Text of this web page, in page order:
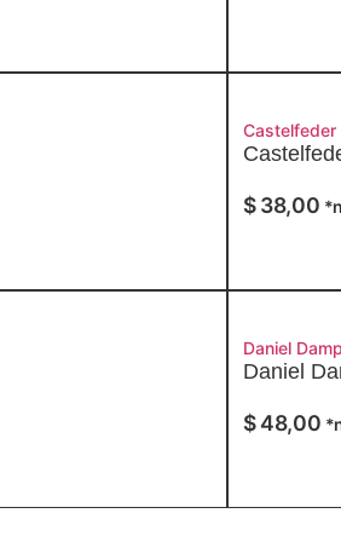
Castelfeder
$38,00
Daniel
Daniel
$48,00